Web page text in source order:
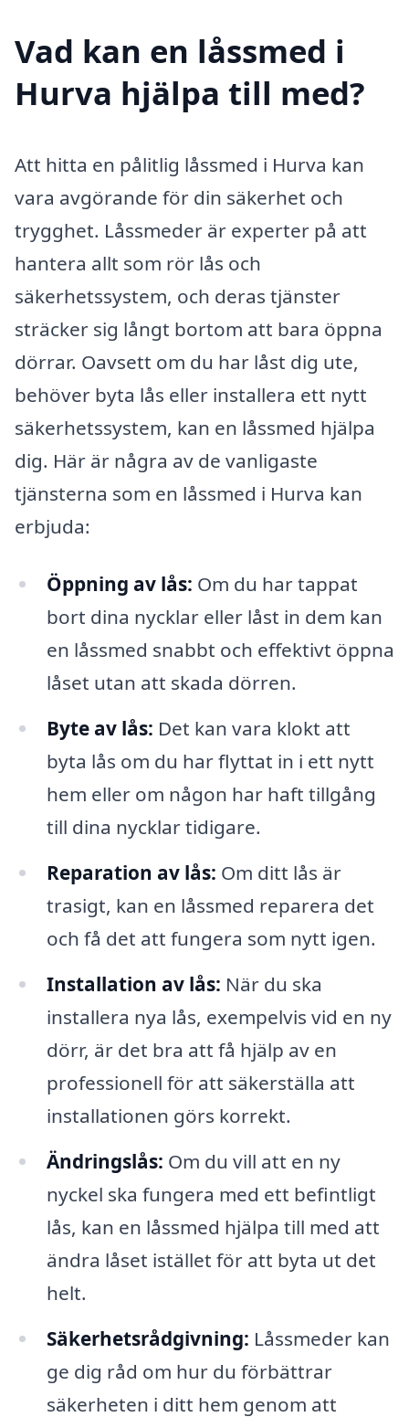
Vad kan en låssmed i
Hurva hjälpa till med?
Att hitta en pålitlig låssmed i Hurva kan
vara avgörande för din säkerhet och
trygghet. Låssmeder är experter på att
hantera allt som rör lås och
säkerhetssystem, och deras tjänster
sträcker sig långt bortom att bara öppna
dörrar. Oavsett om du har låst dig ute,
behöver byta lås eller installera ett nytt
säkerhetssystem, kan en låssmed hjälpa
dig. Här är några av de vanligaste
tjänsterna som en låssmed i Hurva kan
erbjuda:
Öppning av lås: Om du har tappat
bort dina nycklar eller låst in dem kan
en låssmed snabbt och effektivt öppna
låset utan att skada dörren.
Byte av lås: Det kan vara klokt att
byta lås om du har flyttat in i ett nytt
hem eller om någon har haft tillgång
till dina nycklar tidigare.
Reparation av lås: Om ditt lås är
trasigt, kan en låssmed reparera det
och få det att fungera som nytt igen.
Installation av lås: När du ska
installera nya lås, exempelvis vid en ny
dörr, är det bra att få hjälp av en
professionell för att säkerställa att
installationen görs korrekt.
Ändringslås: Om du vill att en ny
nyckel ska fungera med ett befintligt
lås, kan en låssmed hjälpa till med att
ändra låset istället för att byta ut det
helt.
Säkerhetsrådgivning: Låssmeder kan
ge dig råd om hur du förbättrar
säkerheten i ditt hem genom att